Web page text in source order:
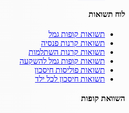
לוח תשואות
תשואות קופות גמל
תשואות קרנות פנסיה
תשואות קרנות השתלמות
תשואות קופות גמל להשקעה
תשואות פוליסות חיסכון
תשואות חיסכון לכל ילד
השוואת קופות